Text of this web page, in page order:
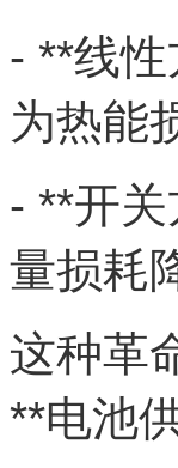
- **线
为热能
- **开
量损耗
这种革
**电池